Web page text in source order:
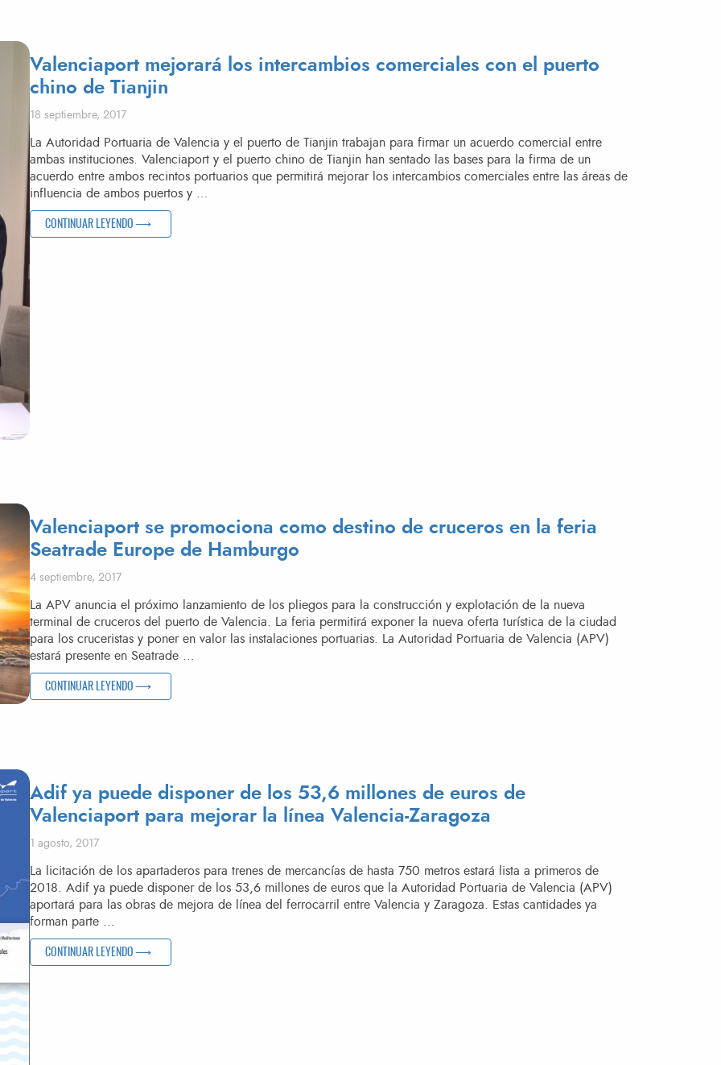
Valenciaport mejorará los intercambios comerciales con el puerto
chino de Tianjin
Publicado el
18 septiembre, 2017
La Autoridad Portuaria de Valencia y el puerto de Tianjin trabajan para firmar un acuerdo comercial entre
ambas instituciones. Valenciaport y el puerto chino de Tianjin han sentado las bases para la firma de un
acuerdo entre ambos recintos portuarios que permitirá mejorar los intercambios comerciales entre las áreas de
influencia de ambos puertos y …
CONTINUAR LEYENDO «VALENCIAPORT MEJORARÁ LOS INTERCAMBIOS COMERCIALES CON EL PUERTO CHINO DE TIANJIN»
Valenciaport se promociona como destino de cruceros en la feria
Seatrade Europe de Hamburgo
Publicado el
4 septiembre, 2017
La APV anuncia el próximo lanzamiento de los pliegos para la construcción y explotación de la nueva
terminal de cruceros del puerto de Valencia. La feria permitirá exponer la nueva oferta turística de la ciudad
para los cruceristas y poner en valor las instalaciones portuarias. La Autoridad Portuaria de Valencia (APV)
estará presente en Seatrade …
CONTINUAR LEYENDO «VALENCIAPORT SE PROMOCIONA COMO DESTINO DE CRUCEROS EN LA FERIA SEATRADE EUROPE DE HAMBURGO»
Adif ya puede disponer de los 53,6 millones de euros de
Valenciaport para mejorar la línea Valencia-Zaragoza
Publicado el
1 agosto, 2017
La licitación de los apartaderos para trenes de mercancías de hasta 750 metros estará lista a primeros de
2018. Adif ya puede disponer de los 53,6 millones de euros que la Autoridad Portuaria de Valencia (APV)
aportará para las obras de mejora de línea del ferrocarril entre Valencia y Zaragoza. Estas cantidades ya
forman parte …
CONTINUAR LEYENDO «ADIF YA PUEDE DISPONER DE LOS 53,6 MILLONES DE EUROS DE VALENCIAPORT PARA MEJORAR LA LÍNEA VALENCIA-ZARAGOZA»